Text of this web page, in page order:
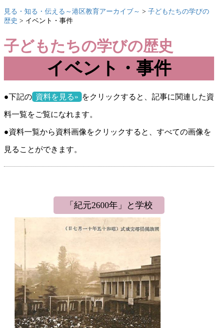
見る・知る・伝える～港区教育アーカイブ～ > 子どもたちの学びの
歴史 > イベント・事件
子どもたちの学びの歴史
イベント・事件
●下記の 資料を見る» をクリックすると、記事に関連した資
料一覧をご覧になれます。
●資料一覧から資料画像をクリックすると、すべての画像を
見ることができます。
「紀元2600年」と学校